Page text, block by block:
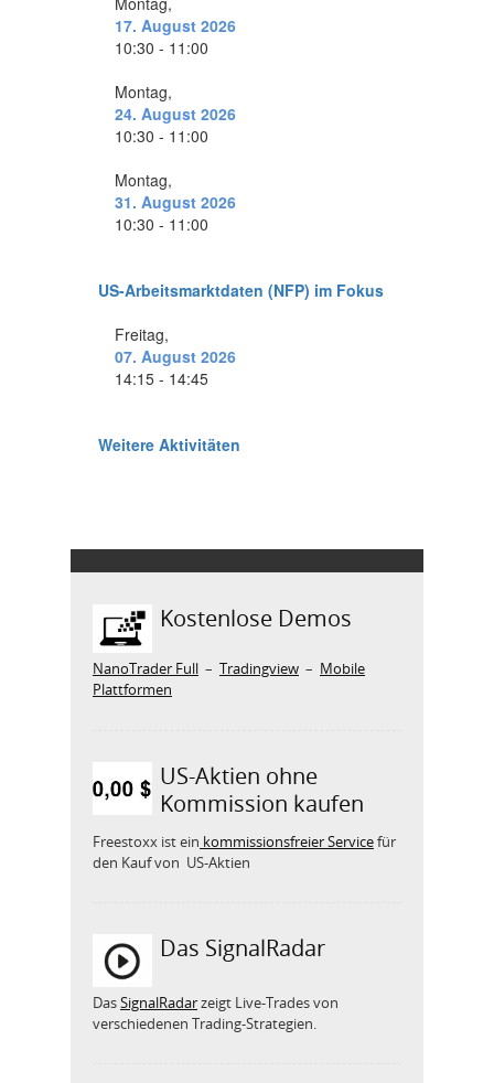
Kostenlose Demos
NanoTrader Full – Tradingview – Mobile
Plattformen
US-Aktien ohne
Kommission kaufen
Freestoxx ist ein kommissionsfreier Servicefür
den Kauf von US-Aktien
Das SignalRadar
DasSignalRadarzeigt Live-Trades von
verschiedenen Trading-Strategien.